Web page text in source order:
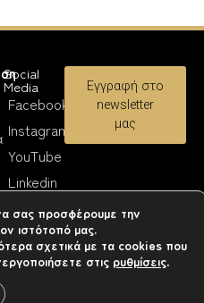
Social
Media
Facebook
Instagram
YouTube
Linkedin
Εγγραφή στο
newsletter
μας
© Berling Paints
σας προσφέρουμε την
ιστότοπό μας.
σχετικά με τα cookies που
στις ρυθμίσεις.